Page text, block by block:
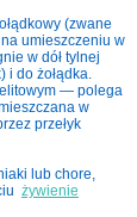
(zwane
umieszczeniu w
w dół tylnej
i do żołądka.
— polega
w
przełyk
lub chore,
żywienie